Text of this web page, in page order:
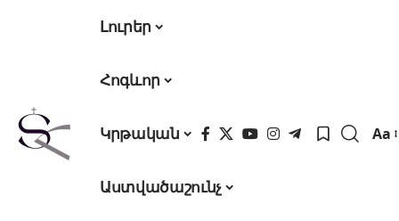
Լուրեր
Հոգևոր
Կրթական
Աստվածաշունչ
Aa